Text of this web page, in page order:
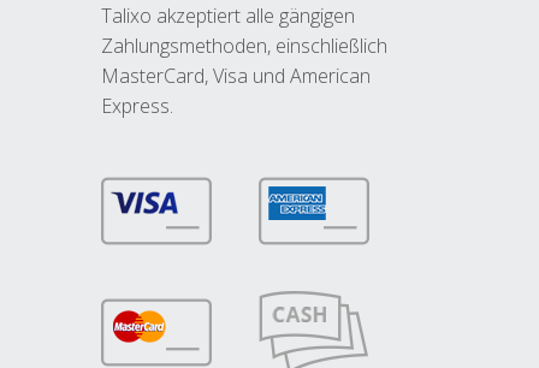
Talixo akzeptiert alle gängigen
Zahlungsmethoden, einschließlich
MasterCard, Visa und American
Express.